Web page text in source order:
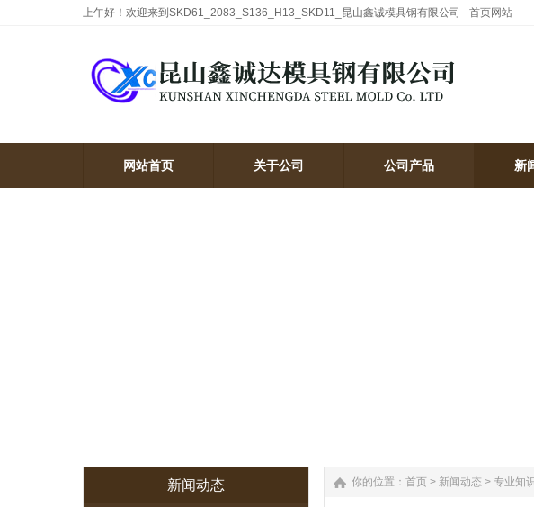
上午好！欢迎来到SKD61_2083_S136_H13_SKD11_昆山鑫诚模具钢有限公司 - 首页网站
网站首页 关于公司 公司产品 新
新闻动态 你的位置： 首页 > 新闻动态 > 专业知